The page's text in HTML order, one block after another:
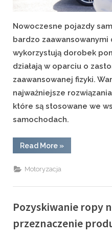
Nowoczesne pojazdy
bardzo
wykorzystują dorobek
działają w oparciu o
zaawansowanej fizyki.
najważniejsze
które są stosowane we
samochodach.
Read More
technologiczne
samochodów”
»
Motoryzacja
Pozyskiwanie ropy
przeznaczenie